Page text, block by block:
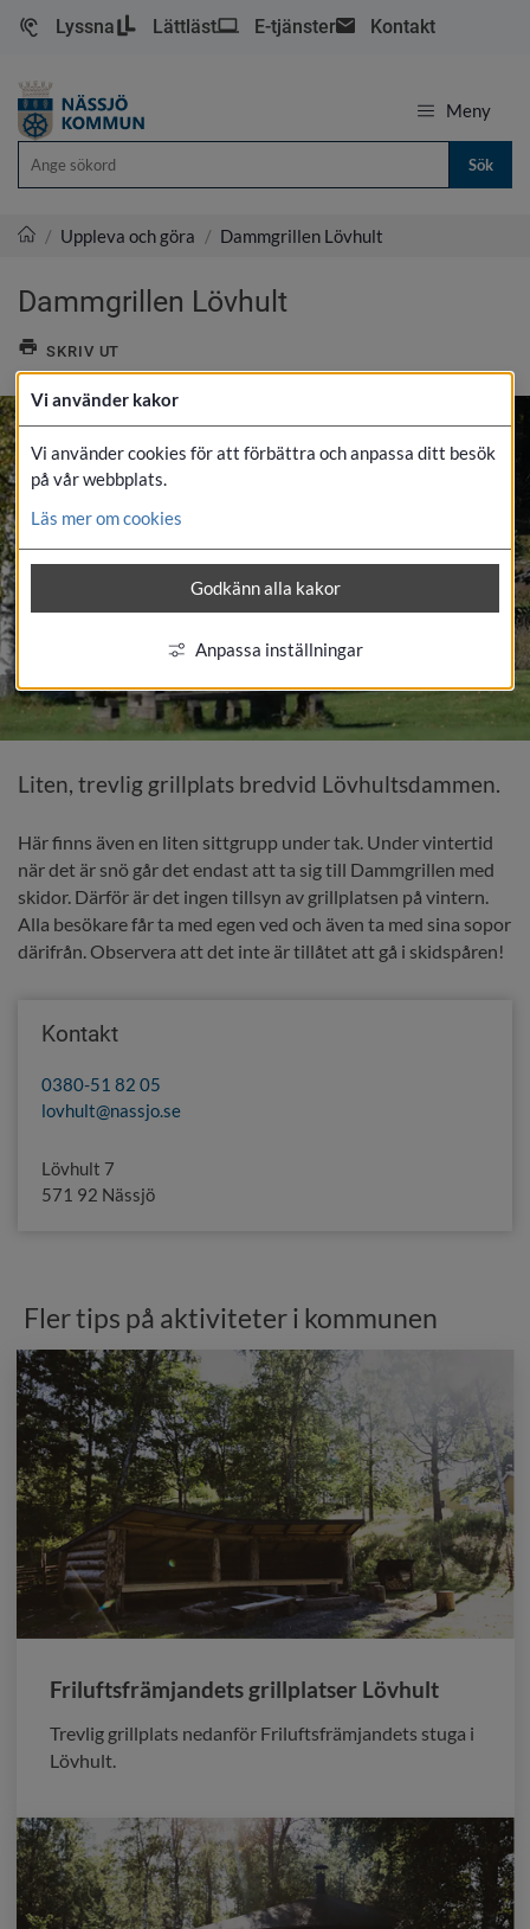
Lyssna Lättläst E-tjänster Kontakt
Meny
/ Uppleva och göra / Dammgrillen Lövhult
Dammgrillen Lövhult
SKRIV UT
Liten, trevlig grillplats bredvid Lövhultsdammen.
Här finns även en liten sittgrupp under tak. Under vintertid
när det är snö går det endast att ta sig till Dammgrillen med
skidor. Därför är det ingen tillsyn av grillplatsen på vintern.
Alla besökare får ta med egen ved och även ta med sina sopor
därifrån. Observera att det inte är tillåtet att gå i skidspåren!
Kontakt
0380-51 82 05
lovhult@nassjo.se
Lövhult 7
571 92 Nässjö
Fler tips på aktiviteter i kommunen
Friluftsfrämjandets grillplatser Lövhult
Trevlig grillplats nedanför Friluftsfrämjandets stuga i
Lövhult.
Vi använder kakor
Vi använder cookies för att förbättra och anpassa ditt besök
på vår webbplats.
Läs mer om cookies
Godkänn alla kakor
Anpassa inställningar